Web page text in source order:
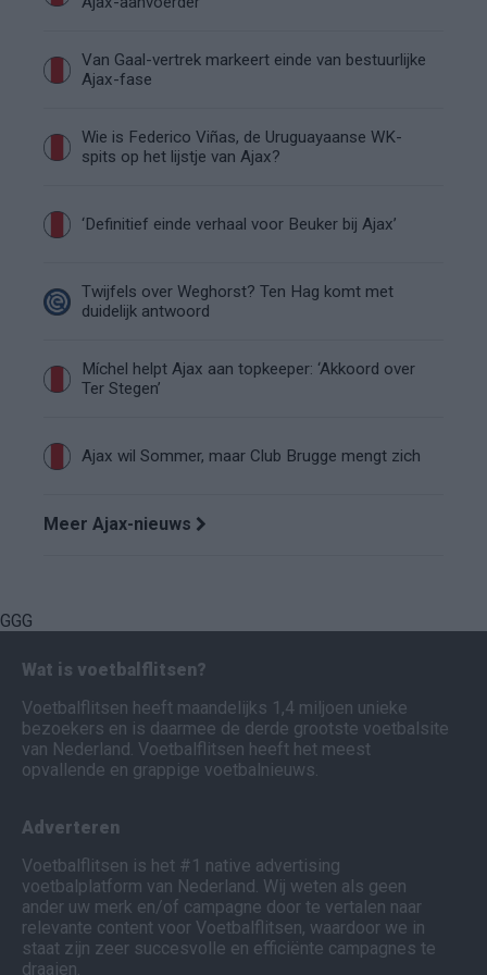
Van Gaal-vertrek markeert einde van bestuurlijke
Ajax-fase
Wie is Federico Viñas, de Uruguayaanse WK-
spits op het lijstje van Ajax?
‘Definitief einde verhaal voor Beuker bij Ajax’
Twijfels over Weghorst? Ten Hag komt met
duidelijk antwoord
Míchel helpt Ajax aan topkeeper: ‘Akkoord over
Ter Stegen’
Ajax wil Sommer, maar Club Brugge mengt zich
Meer Ajax-nieuws
GGG
Wat is voetbalflitsen?
Voetbalflitsen heeft maandelijks 1,4 miljoen unieke
bezoekers en is daarmee de derde grootste voetbalsite
van Nederland. Voetbalflitsen heeft het meest
opvallende en grappige voetbalnieuws.
Adverteren
Voetbalflitsen is het #1 native advertising
voetbalplatform van Nederland. Wij weten als geen
ander uw merk en/of campagne door te vertalen naar
relevante content voor Voetbalflitsen, waardoor we in
staat zijn zeer succesvolle en efficiënte campagnes te
draaien.